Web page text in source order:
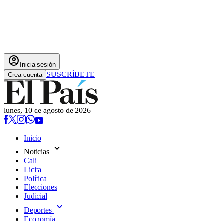
account_circle Inicia sesión
Crea cuenta SUSCRÍBETE
lunes, 10 de agosto de 2026
Inicio
Noticias expand_more
Cali
Licita
Política
Elecciones
Judicial
Deportes expand_more
Economía